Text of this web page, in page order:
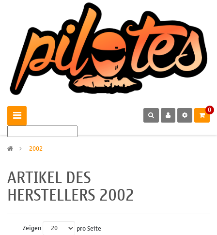
0
> 2002
ARTIKEL DES
HERSTELLERS 2002
Zeigen pro Seite